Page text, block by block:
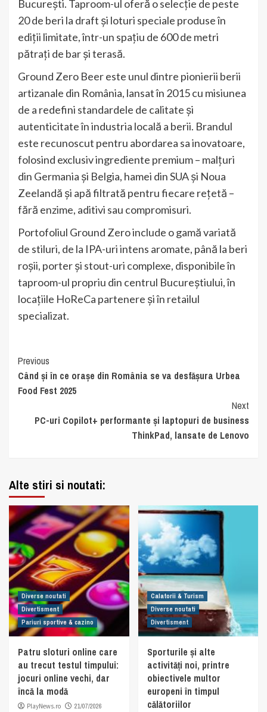
București. Taproom-ul oferă o selecție de peste
20 de beri la draft și loturi speciale produse în
ediții limitate, într-un spațiu de 600 de metri
pătrați de bar și terasă.
Ground Zero Beer este unul dintre pionierii berii
artizanale din România, lansat în 2015 cu misiunea
de a redefini standardele de calitate și
autenticitate în industria locală a berii. Brandul
este recunoscut pentru abordarea sa inovatoare,
folosind exclusiv ingrediente premium – malțuri
din Germania și Belgia, hamei din SUA și Noua
Zeelandă și apă filtrată pentru fiecare rețetă –
fără enzime, aditivi sau compromisuri.
Portofoliul Ground Zero include o gamă variată
de stiluri, de la IPA-uri intens aromate, până la beri
roșii, porter și stout-uri complexe, disponibile în
taproom-ul propriu din centrul Bucureștiului, în
locațiile HoReCa partenere și în retailul
specializat.
Continue
Reading
Previous
Când și în ce orașe din România se va desfășura Urbea
Food Fest 2025
Next
PC-uri Copilot+ performante și laptopuri de business
ThinkPad, lansate de Lenovo
Alte stiri si noutati:
Diverse noutati
Divertisment
Pariuri sportive & cazino
Patru sloturi online care
au trecut testul timpului:
jocuri online vechi, dar
încă la modă
PlayNews.ro 21/07/2026
Calatorii & Turism
Diverse noutati
Divertisment
Sporturile și alte
activități noi, printre
obiectivele multor
europeni în timpul
călătoriilor